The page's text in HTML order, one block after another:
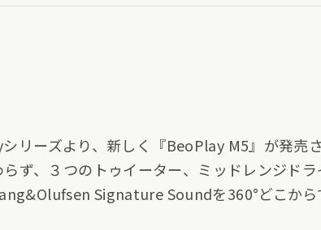
リーズより、新しく『BeoPlay M5』が発売さ
ず、３つのトゥイーター、ミッドレンジド
Signature Soundを360°どこか